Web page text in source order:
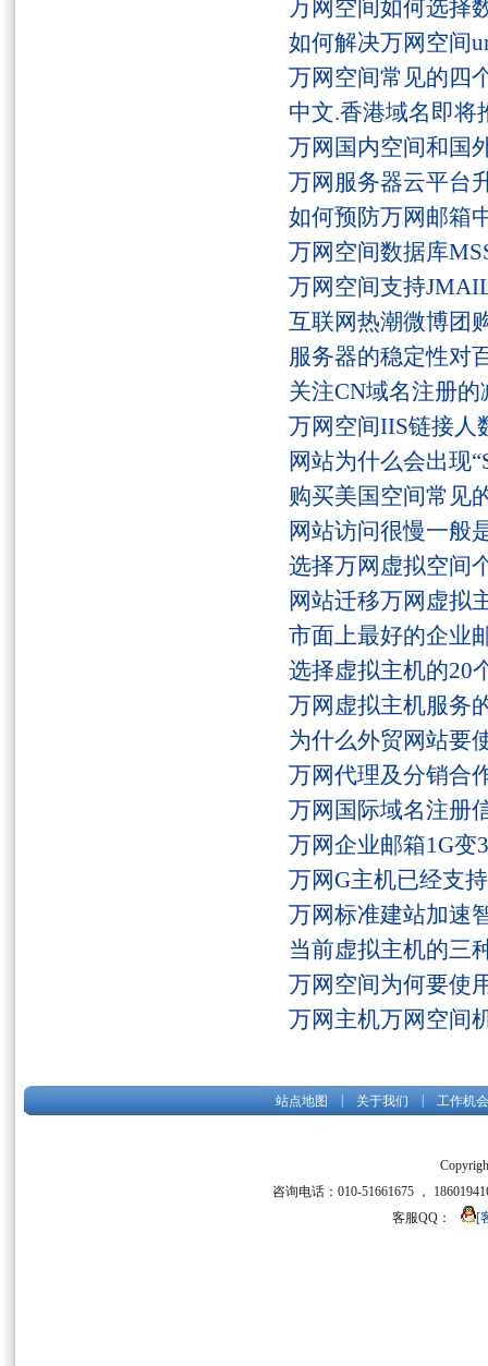
万网空间如何选择
如何解决万网空间
万网空间常见的四
中文.香港域名即将
万网国内空间和国
万网服务器云平台
如何预防万网邮箱
万网空间数据库
万网空间支持
互联网热潮微博团
服务器的稳定性对
关注CN域名注册
万网空间IIS链接人
网站为什么会出现
购买美国空间常见
网站访问很慢一般
选择万网虚拟空间
网站迁移万网虚拟
市面上最好的企业
选择虚拟主机的20
万网虚拟主机服务
为什么外贸网站要
万网代理及分销合
万网国际域名注册
万网企业邮箱1G变
万网G主机已经支
万网标准建站加速
当前虚拟主机的三
万网空间为何要使
万网主机万网空间
站点地图 关于我们 工作机会
咨询电话：010-51661675 ，
客服QQ：
[